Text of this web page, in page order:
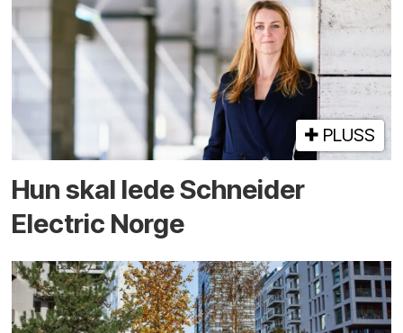
PLUSS
Hun skal lede Schneider
Electric Norge